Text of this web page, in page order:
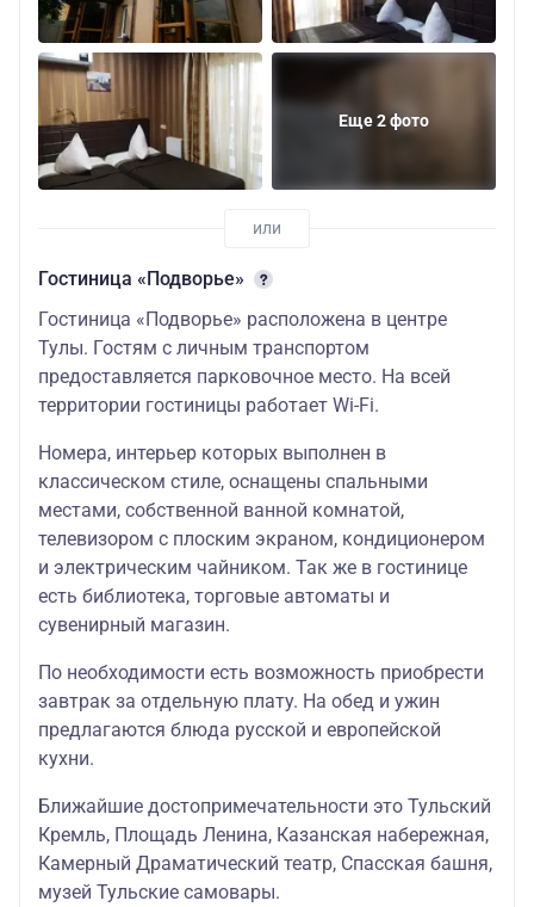
завтрак «шведский
стол»
исторический центр
города
21 200 20 200
София 4*или
аналогичная
стол»
центр города, выход на
проспект Ленина
Армения 4*или
завтрак «шведский
стол»
исторический центр
21 200 20 200
SK Royal 5*или
аналогичная
завтрак «шведский
стол»
города
24 500 -
Еще 2 фото
Гостиница «Подворье»
Гостиница «Подворье» расположена в центре
Тулы. Гостям с личным транспортом
предоставляется парковочное место. На всей
территории гостиницы работает Wi-Fi.
Номера, интерьер которых выполнен в
классическом стиле, оснащены спальными
местами, собственной ванной комнатой,
телевизором с плоским экраном, кондиционером
и электрическим чайником. Так же в гостинице
есть библиотека, торговые автоматы и
сувенирный магазин.
По необходимости есть возможность приобрести
завтрак за отдельную плату. На обед и ужин
предлагаются блюда русской и европейской
кухни.
Ближайшие достопримечательности это Тульский
Кремль, Площадь Ленина, Казанская набережная,
Камерный Драматический театр, Спасская башня,
музей Тульские самовары.